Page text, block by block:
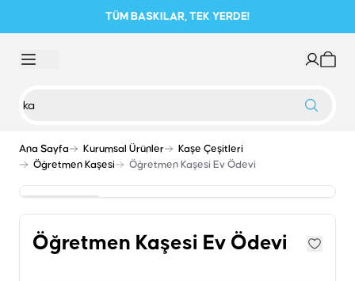
TÜM BASKILAR, TEK YERDE!
Ana Sayfa Kurumsal Ürünler
Kaşe Çeşitleri
Öğretmen Kaşesi
Öğretmen Kaşesi Ev Ödevi
Öğretmen Kaşesi Ev Ödevi